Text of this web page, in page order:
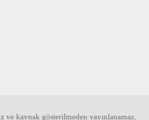
ve kaynak gösterilmeden yayınlanamaz.